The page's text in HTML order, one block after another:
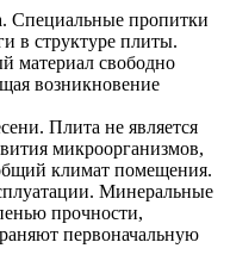
Специальные пропитки
в структуре плиты.
материал свободно
возникновение
Плита не является
микроорганизмов,
климат помещения.
Минеральные
прочности,
первоначальную